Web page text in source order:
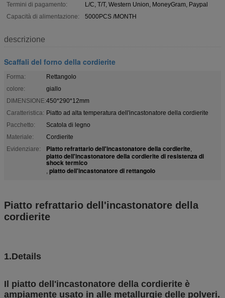
Termini di pagamento:
L/C, T/T, Western Union, MoneyGram, Paypal
Capacità di alimentazione:
5000PCS /MONTH
descrizione
Scaffali del forno della cordierite
Forma:
Rettangolo
colore:
giallo
DIMENSIONE:450*290*12mm
Caratteristica: Piatto ad alta temperatura dell'incastonatore della cordierite
Pacchetto:
Scatola di legno
Materiale:
Cordierite
Evidenziare:
Piatto refrattario dell'incastonatore della cordierite,
piatto dell'incastonatore della cordierite di resistenza di
shock termico
, piatto dell'incastonatore di rettangolo
Piatto refrattario dell'incastonatore della
cordierite
1.Details
Il piatto dell'incastonatore della cordierite è
ampiamente usato in alle metallurgie delle polveri.